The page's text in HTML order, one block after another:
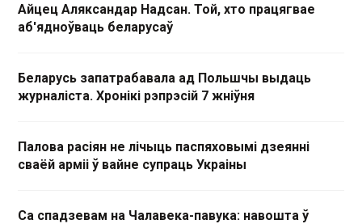
Айцец Аляксандар Надсан. Той, хто працягвае
аб'ядноўваць беларусаў
Беларусь запатрабавала ад Польшчы выдаць
журналіста. Хронікі рэпрэсій 7 жніўня
Палова расіян не лічыць паспяховымі дзеянні
сваёй арміі ў вайне супраць Украіны
Са спадзевам на Чалавека-павука: навошта ў